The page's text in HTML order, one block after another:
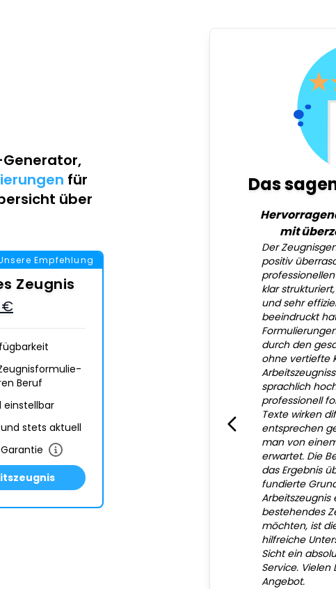
,
für
über
Empfehlung
Zeugnis
€
Beruf
einstellbar
stets aktuell
Das
mit
Der
positiv
klar
und sehr
beeindruckt
durch den
ohne vertiefte
sprachlich
professionell
Texte wirken
entsprechen
man von
erwartet. Die
das Ergebnis
fundierte
Arbeitszeugnis
bestehendes
möchten, ist
hilfreiche
Sicht ein
Service.
Angebot.